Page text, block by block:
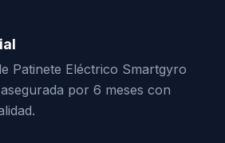
Patinete Eléctrico Smartgyro
por 6 meses con